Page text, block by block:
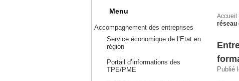
Menu
Accompagnement des entreprises
Service économique de l’Etat en
région
Portail d’informations des
TPE/PME
Accueil
réseau
Publié